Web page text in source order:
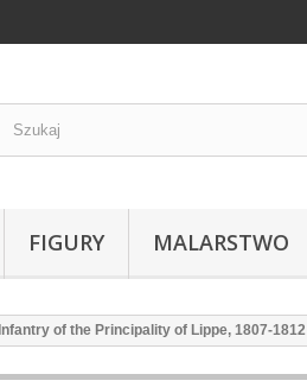
FIGURY MALARSTWO
Infantry of the Principality of Lippe, 1807-1812